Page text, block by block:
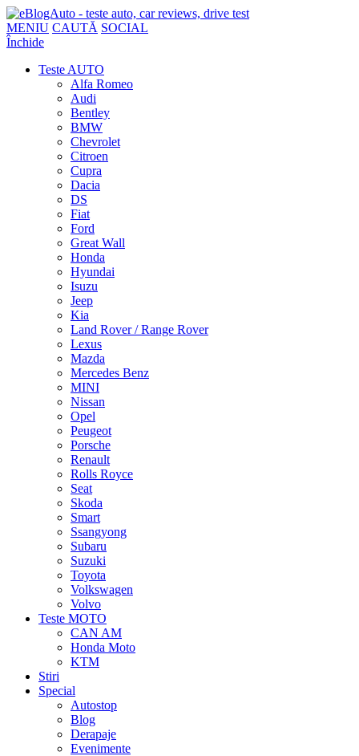
MENIU CAUTĂ SOCIAL
Închide
Teste AUTO
Alfa Romeo
Audi
Bentley
BMW
Chevrolet
Citroen
Cupra
Dacia
DS
Fiat
Ford
Great Wall
Honda
Hyundai
Isuzu
Jeep
Kia
Land Rover / Range Rover
Lexus
Mazda
Mercedes Benz
MINI
Nissan
Opel
Peugeot
Porsche
Renault
Rolls Royce
Seat
Skoda
Smart
Ssangyong
Subaru
Suzuki
Toyota
Volkswagen
Volvo
Teste MOTO
CAN AM
Honda Moto
KTM
Stiri
Special
Autostop
Blog
Derapaje
Evenimente